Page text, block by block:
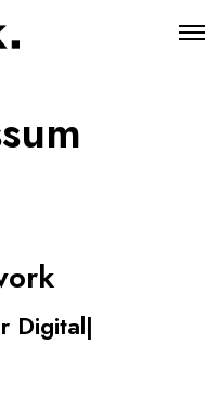
O
Digit|